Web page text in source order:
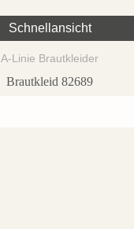
Schnellansicht
A-Linie Brautkleider
Brautkleid 82689